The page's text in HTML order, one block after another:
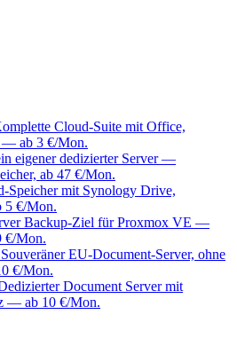
Cloud-Suite mit Office,
— ab 3 €/Mon.
eigener dedizierter Server —
ab 47 €/Mon.
Speicher mit Synology Drive,
5 €/Mon.
Backup-Ziel für Proxmox VE —
€/Mon.
Souveräner EU-Document-Server, ohne
€/Mon.
Document Server mit
— ab 10 €/Mon.